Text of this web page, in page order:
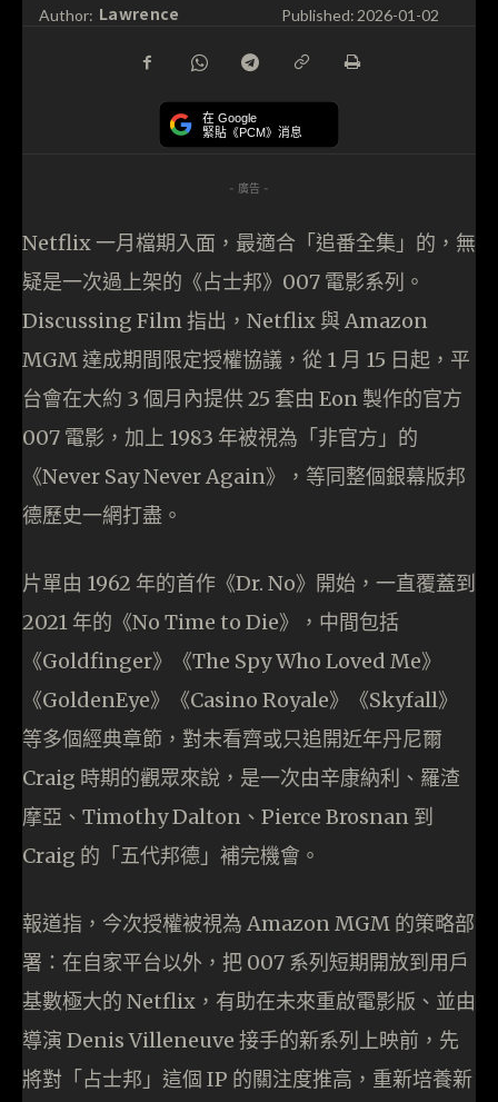
Author: Lawrence Published: 2026-01-02
在 Google
緊貼《PCM》消息
- 廣告 -
Netflix 一月檔期入面，最適合「追番全集」的，無
疑是一次過上架的《占士邦》007 電影系列。
Discussing Film 指出，Netflix 與 Amazon
MGM 達成期間限定授權協議，從 1 月 15 日起，平
台會在大約 3 個月內提供 25 套由 Eon 製作的官方
007 電影，加上 1983 年被視為「非官方」的
《Never Say Never Again》，等同整個銀幕版邦
德歷史一網打盡。
片單由 1962 年的首作《Dr. No》開始，一直覆蓋到
2021 年的《No Time to Die》，中間包括
《Goldfinger》《The Spy Who Loved Me》
《GoldenEye》《Casino Royale》《Skyfall》
等多個經典章節，對未看齊或只追開近年丹尼爾
Craig 時期的觀眾來說，是一次由辛康納利、羅渣
摩亞、Timothy Dalton、Pierce Brosnan 到
Craig 的「五代邦德」補完機會。
報道指，今次授權被視為 Amazon MGM 的策略部
署：在自家平台以外，把 007 系列短期開放到用戶
基數極大的 Netflix，有助在未來重啟電影版、並由
導演 Denis Villeneuve 接手的新系列上映前，先
將對「占士邦」這個 IP 的關注度推高，重新培養新